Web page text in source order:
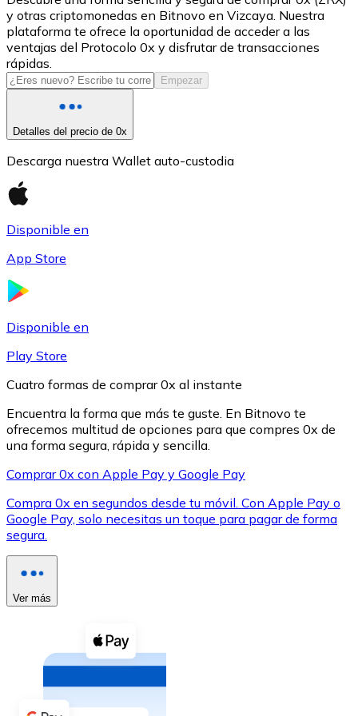
USDC
Litecoin
LTC
Ver todo
Compra criptomonedas con efectivo en tu tienda más
Comprar con efectivo
Transferencia SEPA
Añade fondos a tu cuenta Bitnovo o realiza compras
y otras criptomonedas en Bitnovo en Vizcaya. Nuestra
plataforma te ofrece la oportunidad de acceder a las
ventajas del Protocolo 0x y disfrutar de transacciones
rápidas.
Empezar
Detalles del precio de 0x
Descarga nuestra Wallet auto-custodia
Disponible en
App Store
Disponible en
Play Store
Cuatro formas de comprar 0x al instante
Encuentra la forma que más te guste. En Bitnovo te
ofrecemos multitud de opciones para que compres 0x de
una forma segura, rápida y sencilla.
Comprar 0x con Apple Pay y Google Pay
Compra 0x en segundos desde tu móvil. Con Apple Pay o
Google Pay, solo necesitas un toque para pagar de forma
segura.
Ver más